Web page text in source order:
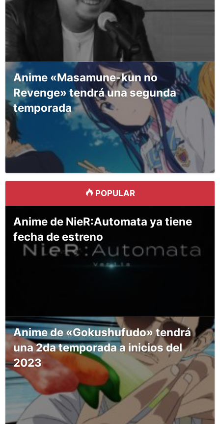
Anime «Masamune-kun no
Revenge» tendrá una segunda
temporada
POPULAR
Anime de NieR:Automata ya tiene
fecha de estreno
Anime de «Gokushufudo» tendrá
una 2da temporada a inicios del
2023